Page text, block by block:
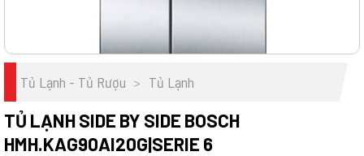
Tủ Lạnh - Tủ Rượu > Tủ Lạnh
TỦ LẠNH SIDE BY SIDE BOSCH
HMH.KAG90AI20G|SERIE 6